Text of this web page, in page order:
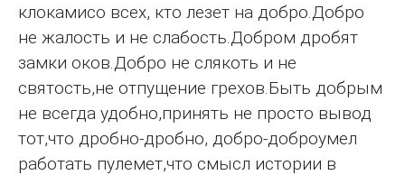
клокамисо всех, кто лезет на добро.Добро
не жалость и не слабость.Добром дробят
замки оков.Добро не слякоть и не
святость,не отпущение грехов.Быть добрым
не всегда удобно,принять не просто вывод
тот,что дробно-дробно, добро-доброумел
работать пулемет,что смысл истории в